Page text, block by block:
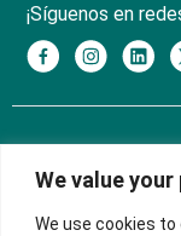
We value your
We use cookies
¡Síguenos en
Política de